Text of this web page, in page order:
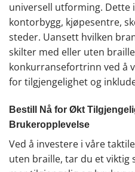
universell utforming.
kontorbygg, kjøpesentre,
steder. Uansett hvilken
skilter med eller uten
konkurransefortrinn ved å
for tilgjengelighet og
Bestill Nå for Økt
Brukeropplevelse
Ved å investere i våre
uten braille, tar du et